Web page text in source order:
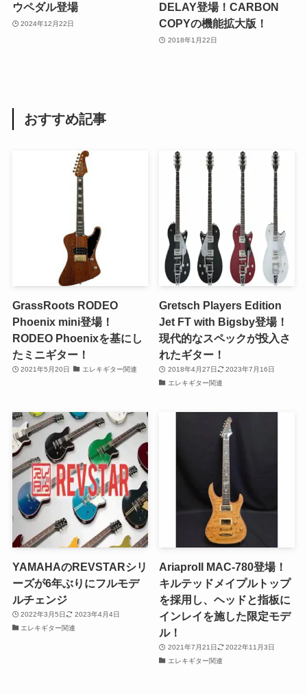
ウペダル登場
2024年12月22日
DELAY登場！CARBON
COPYの機能拡大版！
2018年1月22日
おすすめ記事
GrassRoots RODEO
Phoenix mini登場！
RODEO Phoenixを基にし
たミニギター！
2021年5月20日 エレキギター関連
Gretsch Players Edition
Jet FT with Bigsby登場！
現代的なスペックが投入さ
れたギター！
2018年4月27日
2023年7月16日
エレキギター関連
YAMAHAのREVSTARシリ
ーズが6年ぶりにフルモデ
ルチェンジ
2022年3月5日
2023年4月4日
エレキギター関連
AriaproII MAC-780登場！
キルテッドメイプルトップ
を採用し、ヘッドと指板に
インレイを施した限定モデ
ル！
2021年7月21日
2022年11月3日
エレキギター関連